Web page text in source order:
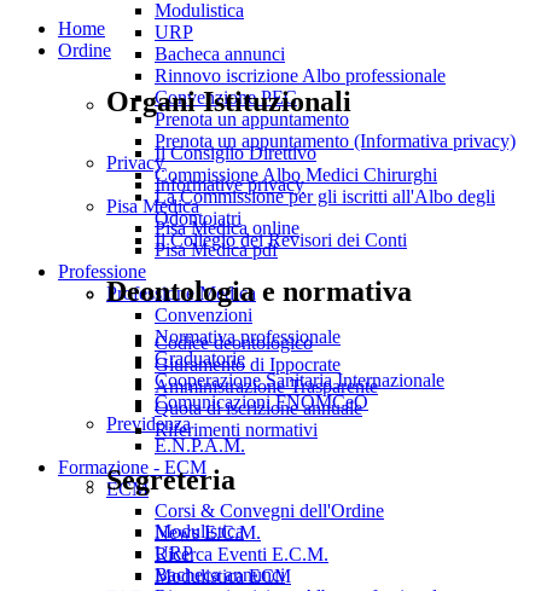
Home
Ordine
Organi Istituzionali
Il Consiglio Direttivo
Commissione Albo Medici Chirurghi
La Commissione per gli iscritti all'Albo degli
Odontoiatri
Il Collegio dei Revisori dei Conti
Deontologia e normativa
Codice deontologico
Giuramento di Ippocrate
Amministrazione Trasparente
Quota di iscrizione annuale
Riferimenti normativi
Segreteria
Modulistica
URP
Bacheca annunci
Modulistica
URP
Bacheca annunci
Rinnovo iscrizione Albo professionale
Convenzione PEC
Prenota un appuntamento
Prenota un appuntamento (Informativa privacy)
Privacy
Informative privacy
Pisa Medica
Pisa Medica online
Pisa Medica pdf
Professione
Professione Medica
Convenzioni
Normativa professionale
Graduatorie
Cooperazione Sanitaria Internazionale
Comunicazioni FNOMCeO
Previdenza
E.N.P.A.M.
Formazione - ECM
ECM
Corsi & Convegni dell'Ordine
News E.C.M.
Ricerca Eventi E.C.M.
Modulistica ECM